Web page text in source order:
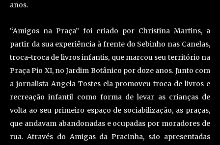
anos.
“Amigos na Praça” foi criado por Christina Martins, a
partir da sua experiência à frente do Sebinho nas Canelas,
troca-troca de livros infantis, que marcou seu território na
Praça Pio XI, no Jardim Botânico por doze anos. Junto com
a jornalista Angela Tostes ela promoveu troca de livros e
recreação infantil como forma de levar as crianças de
volta ao seu primeiro espaço de sociabilização, as praças,
que andavam abandonadas e ocupadas por moradores de
rua. Através do Amigas da Pracinha, são apresentadas